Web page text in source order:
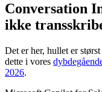
Conversation
ikke
Det er her, hullet er
dette i vores
2026.